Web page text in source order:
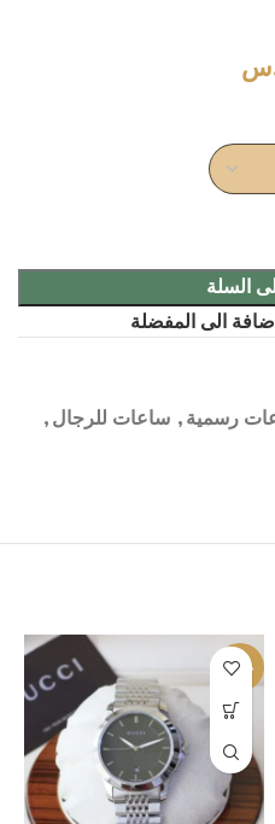
السلة
إضافة الى المفضلة
رسمية , ساعات للرجال ,
-16%